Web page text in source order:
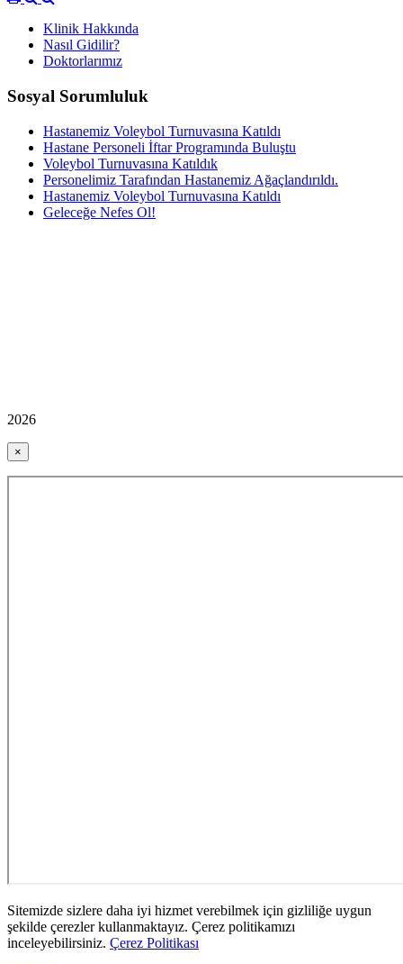
Klinik Hakkında
Nasıl Gidilir?
Doktorlarımız
Sosyal Sorumluluk
Hastanemiz Voleybol Turnuvasına Katıldı
Hastane Personeli İftar Programında Buluştu
Voleybol Turnuvasına Katıldık
Personelimiz Tarafından Hastanemiz Ağaçlandırıldı.
Hastanemiz Voleybol Turnuvasına Katıldı
Geleceğe Nefes Ol!
2026
×
Sitemizde sizlere daha iyi hizmet verebilmek için gizliliğe uygun
şekilde çerezler kullanmaktayız. Çerez politikamızı
inceleyebilirsiniz. Çerez Politikası